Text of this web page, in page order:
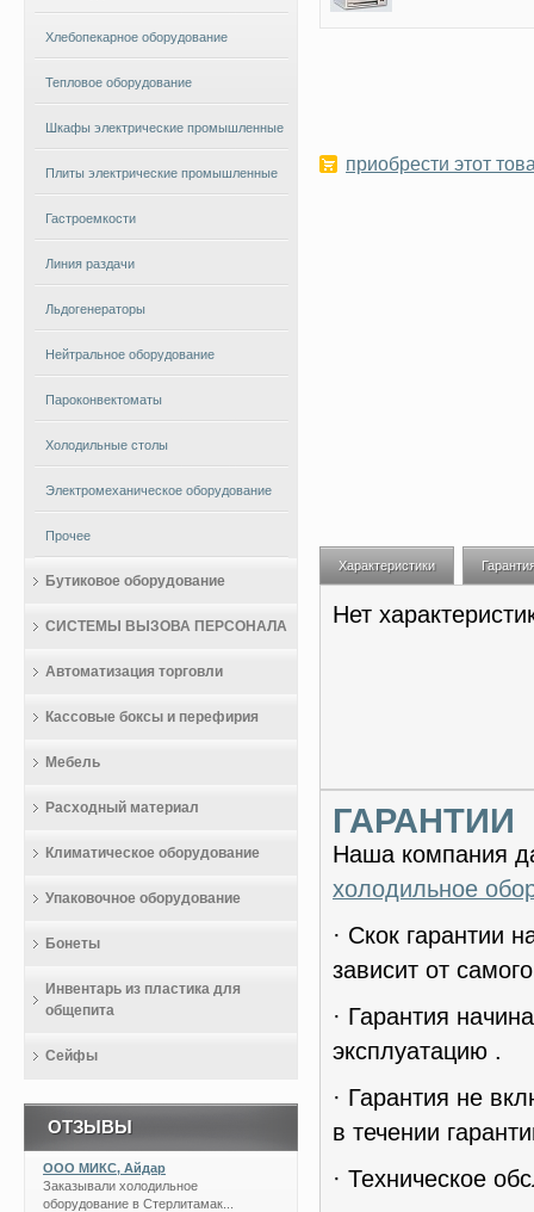
приобрести этот
Характеристики
Нет
ГАРАНТИИ
Наша компания
холодильное
· Скок гарантии
зависит от
· Гарантия
эксплуатацию .
· Гарантия не
в течении
· Техническое
Хлебопекарное оборудование
Тепловое оборудование
Шкафы электрические промышленные
Плиты электрические промышленные
Гастроемкости
Линия раздачи
Льдогенераторы
Нейтральное оборудование
Пароконвектоматы
Холодильные столы
Электромеханическое оборудование
Прочее
Бутиковое оборудование
СИСТЕМЫ ВЫЗОВА ПЕРСОНАЛА
Автоматизация торговли
Кассовые боксы и перефирия
Мебель
Расходный материал
Климатическое оборудование
Упаковочное оборудование
Бонеты
Инвентарь из пластика для
общепита
Сейфы
ОТЗЫВЫ
ООО МИКС, Айдар
Заказывали холодильное
оборудование в Стерлитамак...